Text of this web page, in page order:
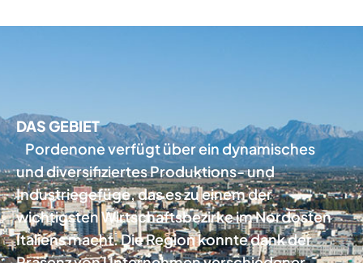
DAS GEBIET
Pordenone verfügt über ein dynamisches
und diversifiziertes Produktions- und
Industriegefüge, das es zu einem der
wichtigsten Wirtschaftsbezirke im Nordosten
Italiens macht. Die Region konnte dank der